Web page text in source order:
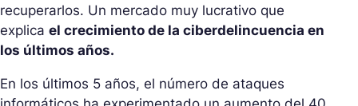
recuperarlos. Un mercado muy lucrativo que
explica el crecimiento de la ciberdelincuencia en
los últimos años.
En los últimos 5 años, el número de ataques